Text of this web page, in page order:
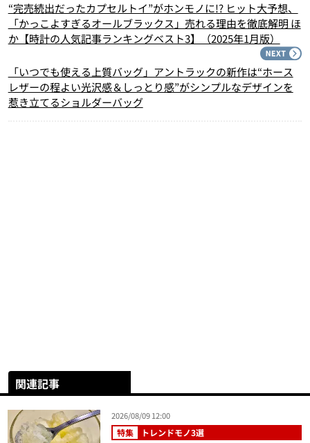
“完売続出だったカプセルトイ”がホンモノに!? ヒット大予想、
「かっこよすぎるオールブラックス」売れる理由を徹底解明 ほ
か【時計の人気記事ランキングベスト3】（2025年1月版）
「いつでも使える上質バッグ」アントラックの新作は“ホース
レザーの程よい光沢感＆しっとり感”がシンプルなデザインを
惹き立てるショルダーバッグ
関連記事
2026/08/09 12:00
特集 トレンドモノ3選